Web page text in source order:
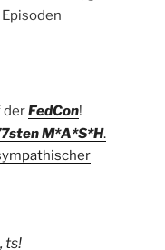
derFedCon!
M*A*S*H.
ts!